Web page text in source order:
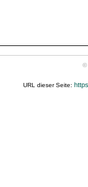
©
URL dieser Seite: